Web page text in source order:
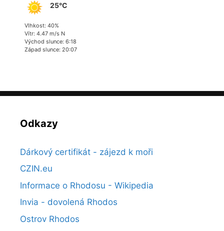
25°C
Vlhkost: 40%
Vítr: 4.47 m/s N
Východ slunce: 6:18
Západ slunce: 20:07
Odkazy
Dárkový certifikát - zájezd k moři
CZIN.eu
Informace o Rhodosu - Wikipedia
Invia - dovolená Rhodos
Ostrov Rhodos